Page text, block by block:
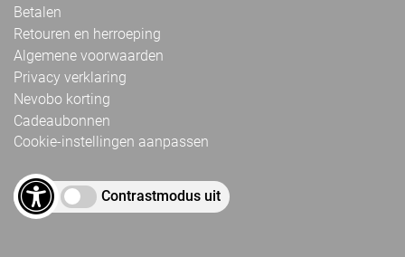
Betalen
Retouren en herroeping
Algemene voorwaarden
Privacy verklaring
Nevobo korting
Cadeaubonnen
Cookie-instellingen aanpassen
Contrastmodus uit